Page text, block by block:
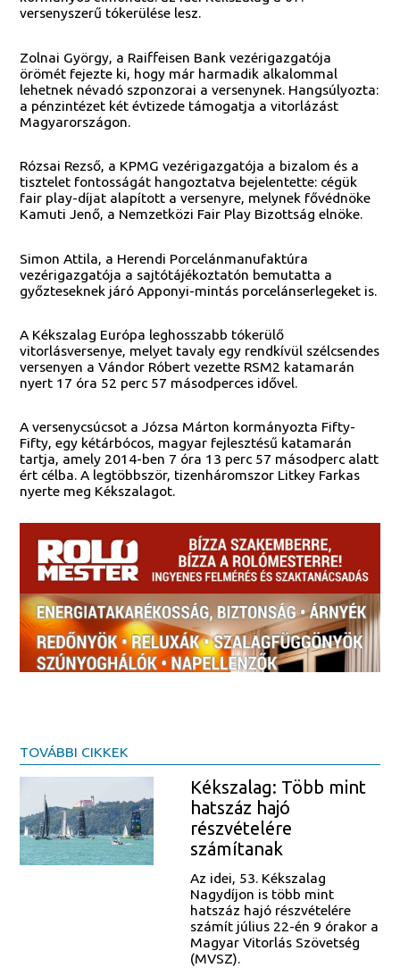
versenyszerű tókerülése lesz.
Zolnai György, a Raiffeisen Bank vezérigazgatója
örömét fejezte ki, hogy már harmadik alkalommal
lehetnek névadó szponzorai a versenynek. Hangsúlyozta:
a pénzintézet két évtizede támogatja a vitorlázást
Magyarországon.
Rózsai Rezső, a KPMG vezérigazgatója a bizalom és a
tisztelet fontosságát hangoztatva bejelentette: cégük
fair play-díjat alapított a versenyre, melynek fővédnöke
Kamuti Jenő, a Nemzetközi Fair Play Bizottság elnöke.
Simon Attila, a Herendi Porcelánmanufaktúra
vezérigazgatója a sajtótájékoztatón bemutatta a
győzteseknek járó Apponyi-mintás porcelánserlegeket is.
A Kékszalag Európa leghosszabb tókerülő
vitorlásversenye, melyet tavaly egy rendkívül szélcsendes
versenyen a Vándor Róbert vezette RSM2 katamarán
nyert 17 óra 52 perc 57 másodperces idővel.
A versenycsúcsot a Józsa Márton kormányozta Fifty-
Fifty, egy kétárbócos, magyar fejlesztésű katamarán
tartja, amely 2014-ben 7 óra 13 perc 57 másodperc alatt
ért célba. A legtöbbször, tizenháromszor Litkey Farkas
nyerte meg Kékszalagot.
TOVÁBBI CIKKEK
Kékszalag: Több mint
hatszáz hajó
részvételére
számítanak
Az idei, 53. Kékszalag
Nagydíjon is több mint
hatszáz hajó részvételére
számít július 22-én 9 órakor a
Magyar Vitorlás Szövetség
(MVSZ).